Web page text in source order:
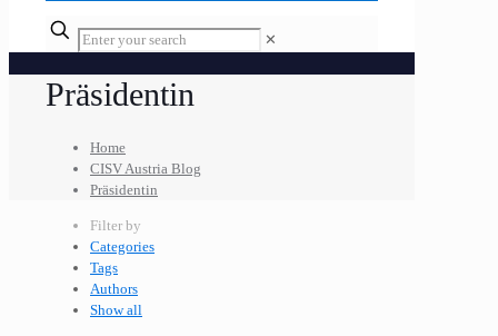
✕
Präsidentin
Home
CISV Austria Blog
Präsidentin
Filter by
Categories
Tags
Authors
Show all